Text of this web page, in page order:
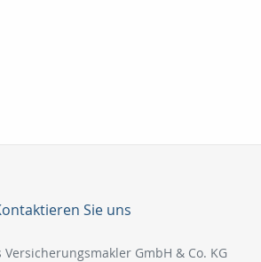
Sie uns
GmbH & Co. KG